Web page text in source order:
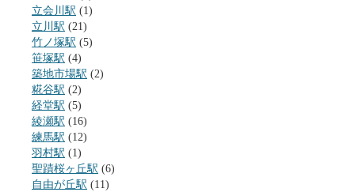
立会川駅 (1)
立川駅 (21)
竹ノ塚駅 (5)
笹塚駅 (4)
築地市場駅 (2)
糀谷駅 (2)
経堂駅 (5)
綾瀬駅 (16)
練馬駅 (12)
羽村駅 (1)
聖蹟桜ヶ丘駅 (6)
自由が丘駅 (11)